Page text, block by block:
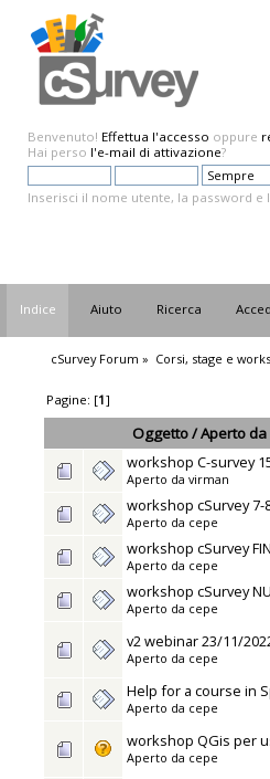
Benvenuto! Effettua l'accesso oppure
Hai perso l'e-mail di attivazione?
Inserisci il nome utente, la password e
Indice Aiuto Ricerca
cSurvey Forum » Corsi, stage e
Pagine: [1]
Oggetto/Aperto da
workshop C-survey
Aperto da virman
workshop cSurvey
Aperto da cepe
workshop cSurvey
Aperto da cepe
workshop cSurvey
Aperto da cepe
v2 webinar 23/11/
Aperto da cepe
Help for a course in
Aperto da cepe
workshop QGis per
Aperto da cepe